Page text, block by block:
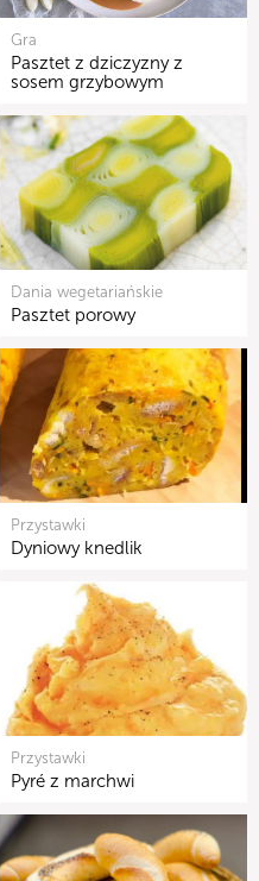
Gra
Pasztet z dziczyzny z
sosem grzybowym
Dania wegetariańskie
Pasztet porowy
Przystawki
Dyniowy knedlik
Przystawki
Pyré z marchwi